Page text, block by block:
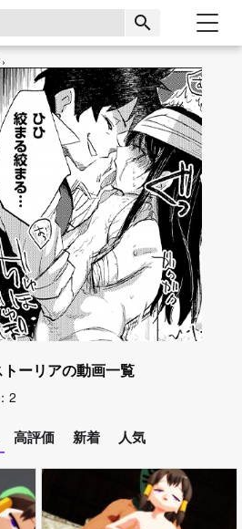
search
ーリアの動画一覧
2
高評価 新着 人気